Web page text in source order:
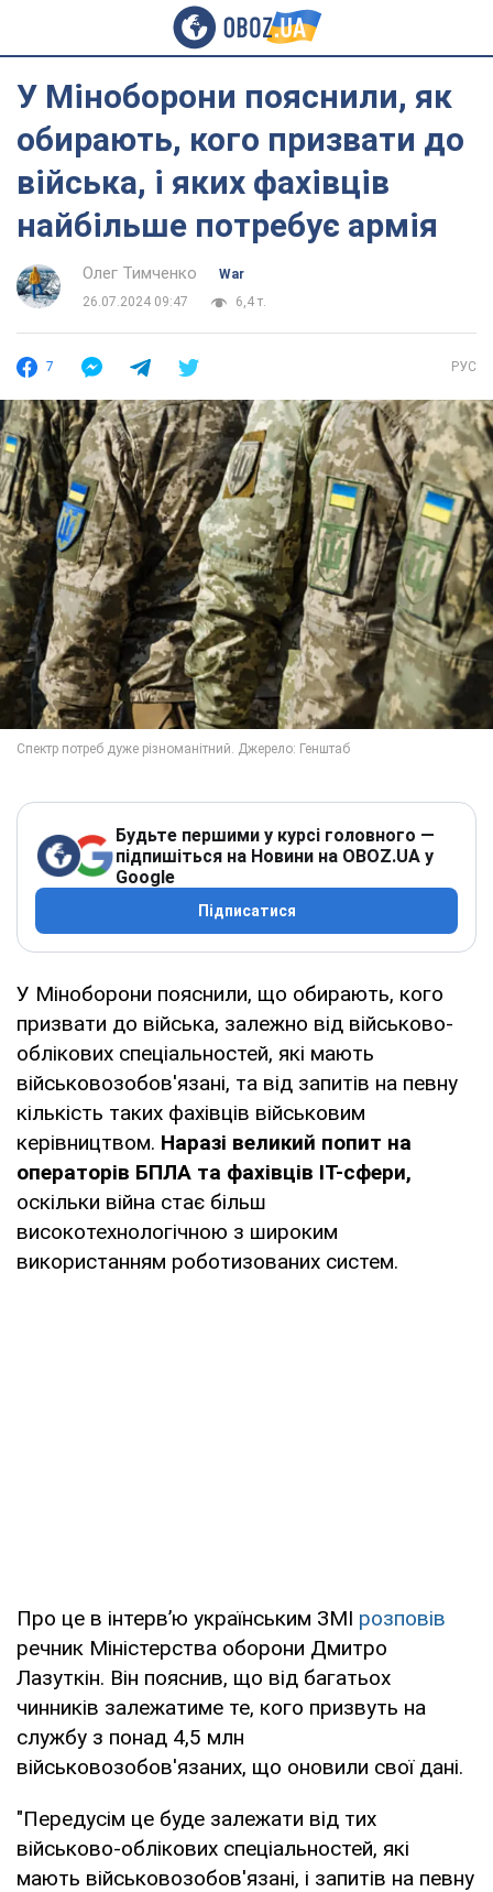
У Міноборони пояснили, як
обирають, кого призвати до
війська, і яких фахівців
найбільше потребує армія
Олег Тимченко
War
26.07.2024 09:47
6,4 т.
7 РУС
Будьте першими у курсі головного —
підпишіться на Новини на OBOZ.UA у
Google
Підписатися
У Міноборони пояснили, що обирають, кого
призвати до війська, залежно від військово-
облікових спеціальностей, які мають
військовозобов'язані, та від запитів на певну
кількість таких фахівців військовим
керівництвом. Наразі великий попит на
операторів БПЛА та фахівців ІТ-сфери,
оскільки війна стає більш
високотехнологічною з широким
використанням роботизованих систем.
Про це в інтерв’ю українським ЗМІ розповів
речник Міністерства оборони Дмитро
Лазуткін. Він пояснив, що від багатьох
чинників залежатиме те, кого призвуть на
службу з понад 4,5 млн
військовозобов'язаних, що оновили свої дані.
"Передусім це буде залежати від тих
військово-облікових спеціальностей, які
мають військовозобов'язані, і запитів на певну